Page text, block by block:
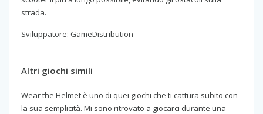
strada.
Sviluppatore: GameDistribution
Altri giochi simili
Wear the Helmet è uno di quei giochi che ti cattura subito con
la sua semplicità. Mi sono ritrovato a giocarci durante una